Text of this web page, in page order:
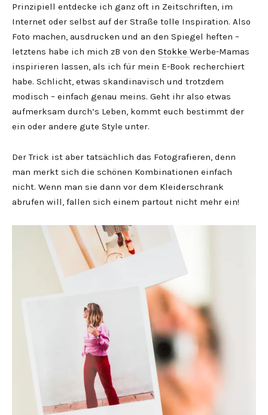
Prinzipiell entdecke ich ganz oft in Zeitschriften, im
Internet oder selbst auf der Straße tolle Inspiration. Also
Foto machen, ausdrucken und an den Spiegel heften –
letztens habe ich mich zB von den Stokke Werbe-Mamas
inspirieren lassen, als ich für mein E-Book recherchiert
habe. Schlicht, etwas skandinavisch und trotzdem
modisch – einfach genau meins. Geht ihr also etwas
aufmerksam durch’s Leben, kommt euch bestimmt der
ein oder andere gute Style unter.
Der Trick ist aber tatsächlich das Fotografieren, denn
man merkt sich die schönen Kombinationen einfach
nicht. Wenn man sie dann vor dem Kleiderschrank
abrufen will, fallen sich einem partout nicht mehr ein!